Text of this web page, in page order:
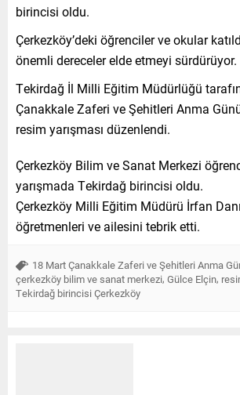
birincisi oldu.
Çerkezköy’deki öğrenciler ve okular
önemli dereceler elde etmeyi sürdürüyor.
Tekirdağ İl Milli Eğitim Müdürlüğü
Çanakkale Zaferi ve Şehitleri Anma
resim yarışması düzenlendi.
Çerkezköy Bilim ve Sanat Merkezi
yarışmada Tekirdağ birincisi oldu.
Çerkezköy Milli Eğitim Müdürü İrfan
öğretmenleri ve ailesini tebrik etti.
18 Mart Çanakkale Zaferi ve Şehitleri Anma
çerkezköy bilim ve sanat merkezi, Gülce Elçin,
Tekirdağ birincisi Çerkezköy